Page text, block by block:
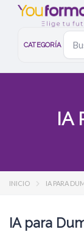
CATEGORÍA
IA
INICIO IA PARA
IA para